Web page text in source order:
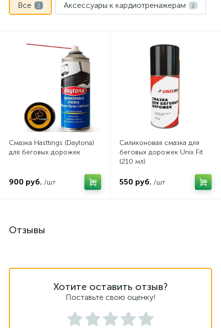
Все 2 Аксессуары к кардиотренажерам 2
Смазка Hasttings (Daytona)
для беговых дорожек
900 руб. /шт
Силиконовая смазка для
беговых дорожек Unix Fit
(210 мл)
550 руб. /шт
Отзывы
Хотите оставить отзыв?
Поставьте свою оценку!